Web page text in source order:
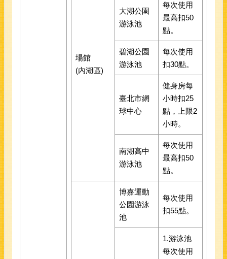
場館
(內湖區)
大湖公園
游泳池
每次使用
最高扣50
點。
碧湖公園
游泳池
每次使用
扣30點。
臺北市網
球中心
健身房每
小時扣25
點，上限2
小時。
南湖高中
游泳池
每次使用
最高扣50
點。
博嘉運動
公園游泳
池
每次使用
扣55點。
1.游泳池
每次使用